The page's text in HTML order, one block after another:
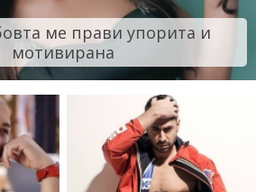
ме прави упорита и
мотивирана